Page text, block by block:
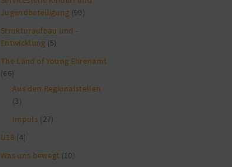
Jugendbeteiligung (99)
Strukturaufbau und -
Entwicklung (5)
The Länd of Young Ehrenamt
(66)
Aus den Regionalstellen
(3)
Impuls (27)
U18 (4)
Was uns bewegt (10)